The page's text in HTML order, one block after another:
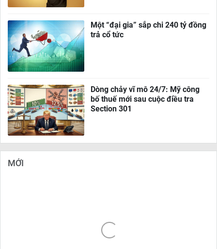
Một “đại gia” sắp chi 240 tỷ đồng
trả cổ tức
Dòng chảy vĩ mô 24/7: Mỹ công
bố thuế mới sau cuộc điều tra
Section 301
MỚI